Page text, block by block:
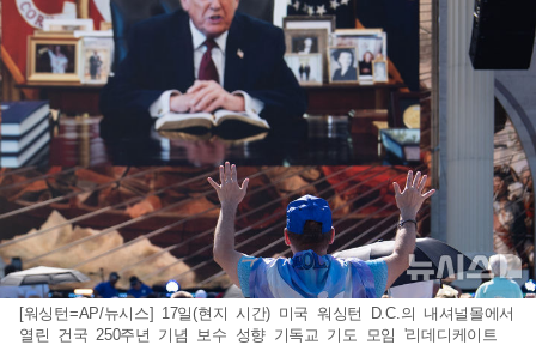
[워싱턴=AP/뉴시스] 17일(현지 시간) 미국 워싱턴 D.C.의 내셔널몰에서
열린 건국 250주년 기념 보수 성향 기독교 기도 모임 '리데디케이트